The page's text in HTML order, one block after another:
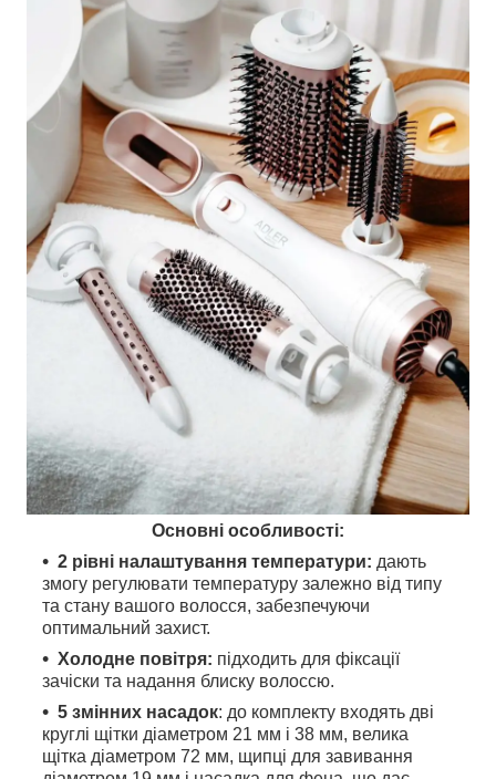
Основні особливості:
2 рівні налаштування температури: дають
змогу регулювати температуру залежно від типу
та стану вашого волосся, забезпечуючи
оптимальний захист.
Холодне повітря: підходить для фіксації
зачіски та надання блиску волоссю.
5 змінних насадок: до комплекту входять дві
круглі щітки діаметром 21 мм і 38 мм, велика
щітка діаметром 72 мм, щипці для завивання